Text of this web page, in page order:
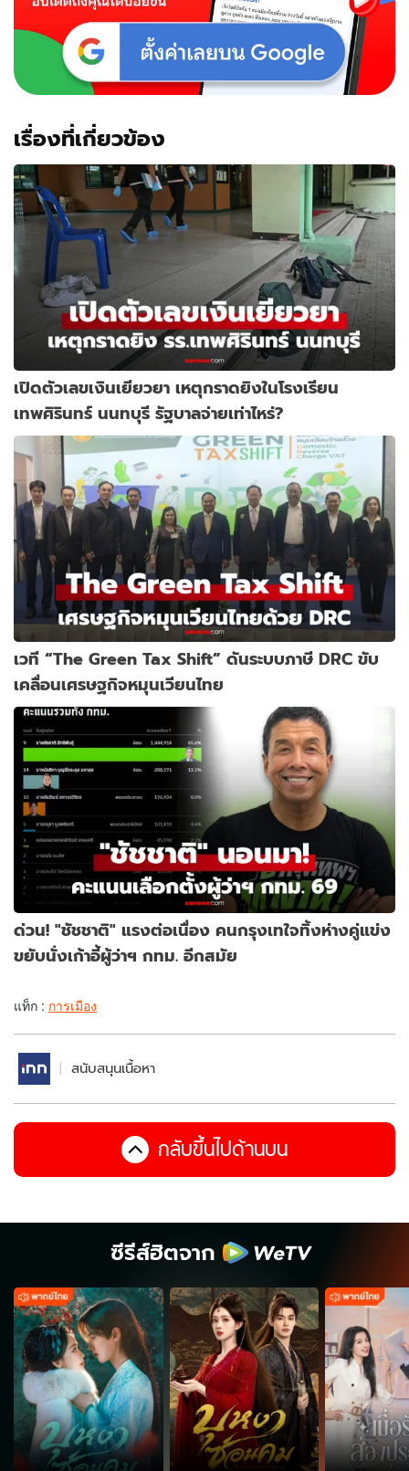
เรื่องที่เกี่ยวข้อง
เปิดตัวเลขเงินเยียวยา เหตุกราดยิงในโรงเรียน
เทพศิรินทร์ นนทบุรี รัฐบาลจ่ายเท่าไหร่?
เวที “The Green Tax Shift” ดันระบบภาษี DRC ขับ
เคลื่อนเศรษฐกิจหมุนเวียนไทย
ด่วน! "ชัชชาติ" แรงต่อเนื่อง คนกรุงเทใจทิ้งห่างคู่แข่ง
ขยับนั่งเก้าอี้ผู้ว่าฯ กทม. อีกสมัย
แท็ก : การเมือง
สนับสนุนเนื้อหา
กลับขึ้นไปด้านบน
ซีรีส์ฮิตจาก